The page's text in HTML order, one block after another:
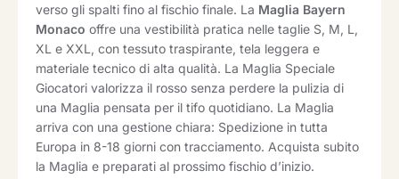
verso gli spalti fino al fischio finale. La Maglia Bayern
Monaco offre una vestibilità pratica nelle taglie S, M, L,
XL e XXL, con tessuto traspirante, tela leggera e
materiale tecnico di alta qualità. La Maglia Speciale
Giocatori valorizza il rosso senza perdere la pulizia di
una Maglia pensata per il tifo quotidiano. La Maglia
arriva con una gestione chiara: Spedizione in tutta
Europa in 8-18 giorni con tracciamento. Acquista subito
la Maglia e preparati al prossimo fischio d’inizio.